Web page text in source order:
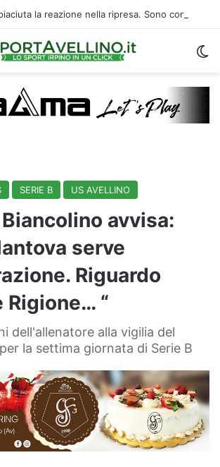
SERIE B US AVELLINO
avvisa:
serve
Riguardo
Rigione… “
dell'allenatore alla vigilia del
la settima giornata di Serie B